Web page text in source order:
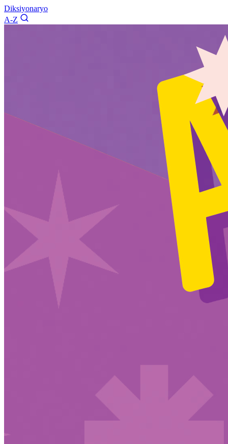
Diksiyonaryo
A-Z